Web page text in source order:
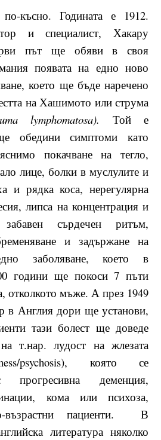
късно. Годината е 1912.
и специалист, Хакару
път ще обяви в своя
появата на едно ново
което ще бъде наречено
на Хашимото или струма
lymphomatosa). Той е
обедини симптоми като
покачване на тегло,
лице, болки в муслулите и
и рядка коса, нерегулярна
липса на концентрация и
сърдечен ритъм,
и задържане на
заболяване, което в
години ще покоси 7 пъти
отколкото мъже. А през 1949
Англия дори ще установи,
тази болест ще доведе
т.нар. лудост на жлезата
psychosis), която се
прогресивна деменция,
кома или психоза,
пациенти. В
литература няколко